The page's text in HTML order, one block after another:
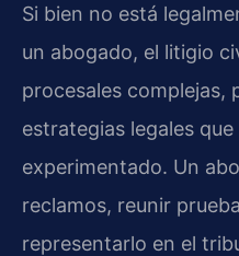
Si bien no está
un abogado, el litigio
procesales complejas,
estrategias legales
experimentado. Un
reclamos, reunir
representarlo en el